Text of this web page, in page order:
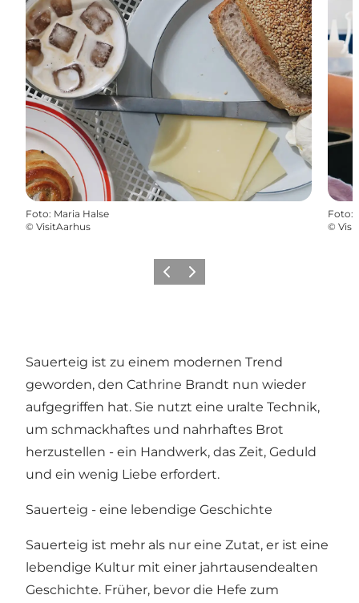
Foto: Maria Halse
© VisitAarhus
Foto:
©
ZurückWeiter
Sauerteig ist zu einem modernen Trend
geworden, den Cathrine Brandt nun wieder
aufgegriffen hat. Sie nutzt eine uralte Technik,
um schmackhaftes und nahrhaftes Brot
herzustellen - ein Handwerk, das Zeit, Geduld
und ein wenig Liebe erfordert.
Sauerteig - eine lebendige Geschichte
Sauerteig ist mehr als nur eine Zutat, er ist eine
lebendige Kultur mit einer jahrtausendealten
Geschichte. Früher, bevor die Hefe zum